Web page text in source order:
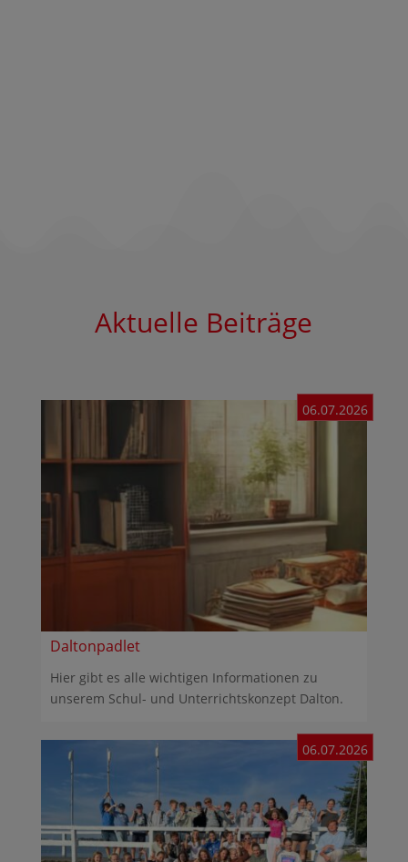
Aktuelle Beiträge
Daltonpadlet
06.07.2026
Hier gibt es alle wichtigen Informationen zu
unserem Schul- und Unterrichtskonzept Dalton.
06.07.2026